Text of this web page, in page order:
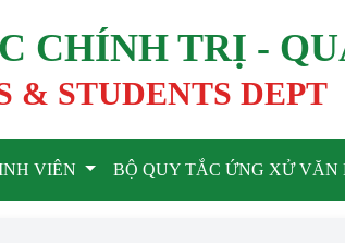
CHÍNH TRỊ -
& STUDENTS DEPT
VIÊN BỘ QUY TẮC ỨNG XỬ VĂN